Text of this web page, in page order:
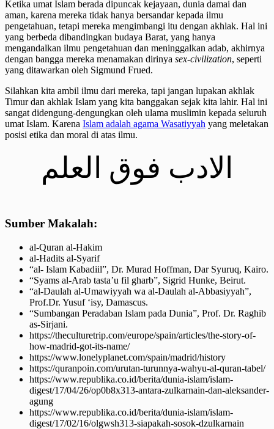
Ketika umat Islam berada dipuncak kejayaan, dunia damai dan
aman, karena mereka tidak hanya bersandar kepada ilmu
pengetahuan, tetapi mereka mengimbangi itu dengan akhlak. Hal ini
yang berbeda dibandingkan budaya Barat, yang hanya
mengandalkan ilmu pengetahuan dan meninggalkan adab, akhirnya
dengan bangga mereka menamakan dirinya sex-civilization, seperti
yang ditawarkan oleh Sigmund Frued.
Silahkan kita ambil ilmu dari mereka, tapi jangan lupakan akhlak
Timur dan akhlak Islam yang kita banggakan sejak kita lahir. Hal ini
sangat didengung-dengungkan oleh ulama muslimin kepada seluruh
umat Islam. Karena Islam adalah agama Wasatiyyah yang meletakan
posisi etika dan moral di atas ilmu.
الادب فوق العلم
Sumber Makalah:
al-Quran al-Hakim
al-Hadits al-Syarif
“al- Islam Kabadiil”, Dr. Murad Hoffman, Dar Syuruq, Kairo.
“Syams al-Arab tasta’u fil gharb”, Sigrid Hunke, Beirut.
“al-Daulah al-Umawiyyah wa al-Daulah al-Abbasiyyah”,
Prof.Dr. Yusuf ‘isy, Damascus.
“Sumbangan Peradaban Islam pada Dunia”, Prof. Dr. Raghib
as-Sirjani.
https://theculturetrip.com/europe/spain/articles/the-story-of-
how-madrid-got-its-name/
https://www.lonelyplanet.com/spain/madrid/history
https://quranpoin.com/urutan-turunnya-wahyu-al-quran-tabel/
https://www.republika.co.id/berita/dunia-islam/islam-
digest/17/04/26/op0b8x313-antara-zulkarnain-dan-aleksander-
agung
https://www.republika.co.id/berita/dunia-islam/islam-
digest/17/02/16/olgwsh313-siapakah-sosok-dzulkarnain